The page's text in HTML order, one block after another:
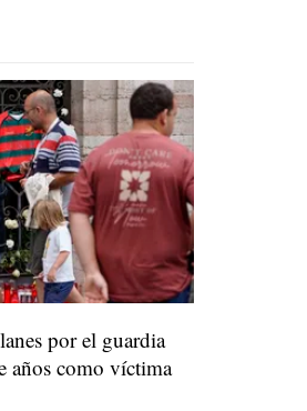
por el guardia
años como víctima